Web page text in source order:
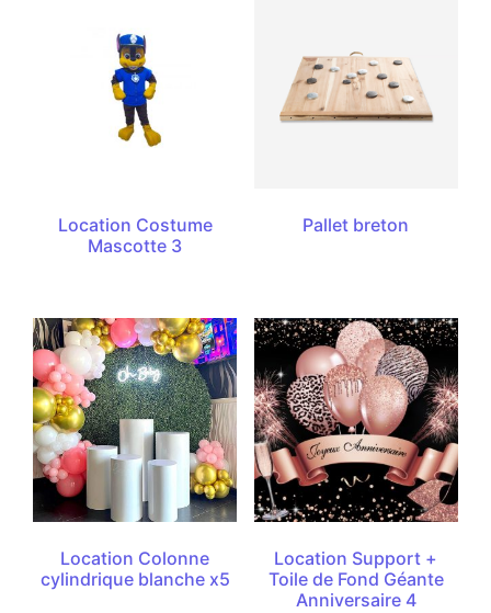
Location Costume
Mascotte 3
Pallet breton
Location Colonne
cylindrique blanche x5
Location Support +
Toile de Fond Géante
Anniversaire 4